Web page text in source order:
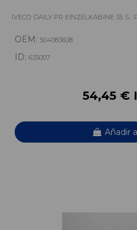
IVECO DAILY PR EINZELKABINE 35 S...
OEM: 504083608
ID: 635007
54,45 €
Añadir